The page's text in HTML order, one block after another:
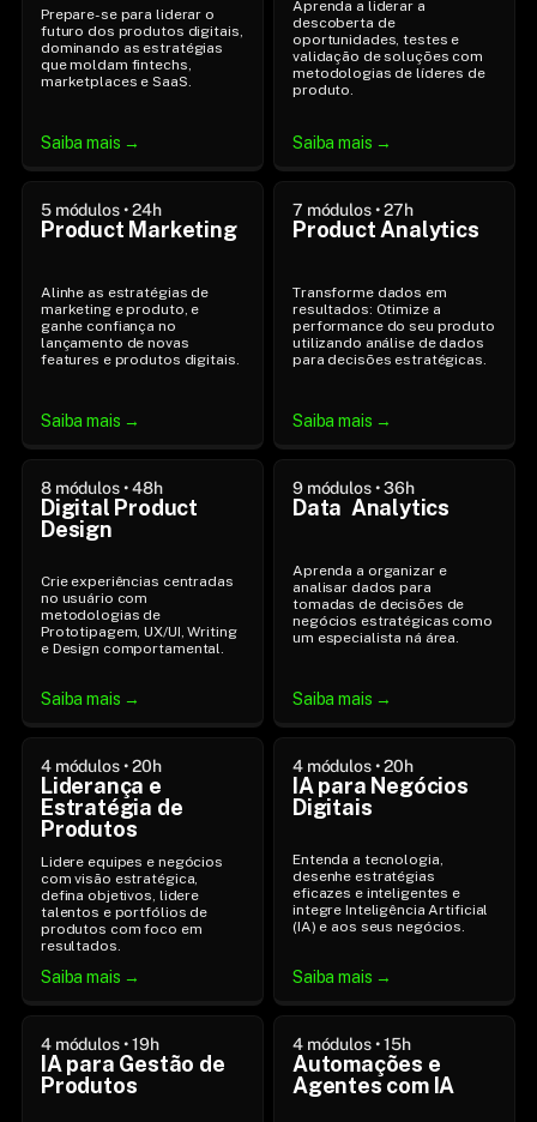
Prepare-se para liderar o
futuro dos produtos digitais,
dominando as estratégias
que moldam fintechs,
marketplaces e SaaS.
Saiba mais →
Aprenda a liderar a
descoberta de
oportunidades, testes e
validação de soluções com
metodologias de líderes de
produto.
Saiba mais →
Product Marketing
Alinhe as estratégias de
marketing e produto, e
ganhe confiança no
lançamento de novas
features e produtos digitais.
5 módulos • 24h
Saiba mais →
Product Analytics
Transforme dados em
resultados: Otimize a
performance do seu produto
utilizando análise de dados
para decisões estratégicas.
7 módulos • 27h
Saiba mais →
Digital Product
Design
Crie experiências centradas
no usuário com
metodologias de
Prototipagem, UX/UI, Writing
e Design comportamental.
8 módulos • 48h
Saiba mais →
Data  Analytics
Aprenda a organizar e
analisar dados para
tomadas de decisões de
negócios estratégicas como
um especialista ná área.
9 módulos • 36h
Saiba mais →
Liderança e
Estratégia de
Produtos
Lidere equipes e negócios
com visão estratégica,
defina objetivos, lidere
talentos e portfólios de
produtos com foco em
resultados.
4 módulos • 20h
Saiba mais →
IA para Negócios
Digitais
Entenda a tecnologia,
desenhe estratégias
eficazes e inteligentes e
integre Inteligência Artificial
(IA) e aos seus negócios.
4 módulos • 20h
Saiba mais →
IA para Gestão de
Produtos
4 módulos • 19h
Automações e
Agentes com IA
4 módulos • 15h